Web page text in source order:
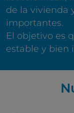
de la vivienda
importantes.
El objetivo es
estable y bien